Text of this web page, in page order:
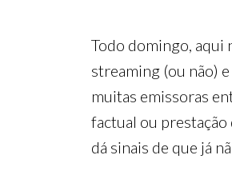
Todo domingo, aqui
streaming (ou não)
muitas emissoras
factual ou prestação
dá sinais de que já